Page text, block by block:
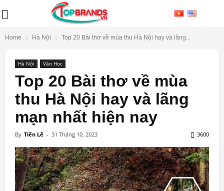
Home Hà Nội Top 20 Bài thơ về mùa thu Hà Nội hay và lãng...
Hà Nội Văn Học
Top 20 Bài thơ về mùa
thu Hà Nội hay và lãng
mạn nhất hiện nay
By Tiến Lê - 31 Tháng 10, 2023 3600